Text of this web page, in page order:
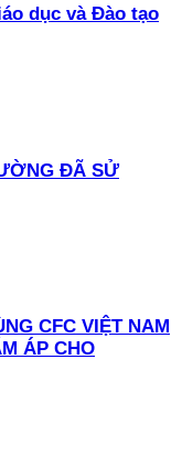
dục và Đào tạo
ĐÃ SỬ
CFC VIỆT NAM
ÁP CHO